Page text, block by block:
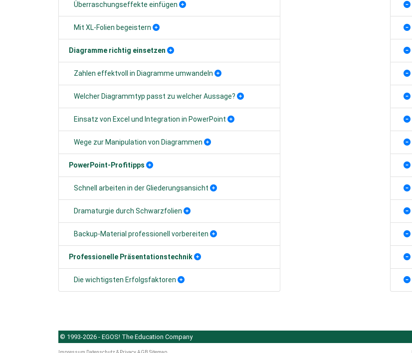
Überraschungseffekte einfügen
Mit XL-Folien begeistern
Diagramme richtig einsetzen
Zahlen effektvoll in Diagramme umwandeln
Welcher Diagrammtyp passt zu welcher Aussage?
Einsatz von Excel und Integration in PowerPoint
Wege zur Manipulation von Diagrammen
PowerPoint-Profitipps
Schnell arbeiten in der Gliederungsansicht
Dramaturgie durch Schwarzfolien
Backup-Material professionell vorbereiten
Professionelle Präsentationstechnik
Die wichtigsten Erfolgsfaktoren
© 1993-2026 - EGOS! The Education Company